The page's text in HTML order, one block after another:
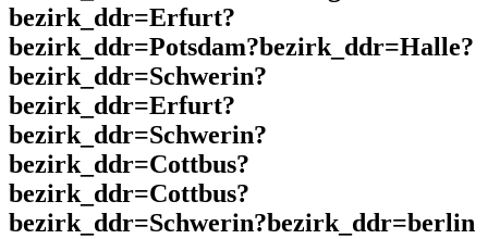
bezirk_ddr=Erfurt?
bezirk_ddr=Potsdam?bezirk_ddr=Halle?
bezirk_ddr=Schwerin?
bezirk_ddr=Erfurt?
bezirk_ddr=Schwerin?
bezirk_ddr=Cottbus?
bezirk_ddr=Cottbus?
bezirk_ddr=Schwerin?bezirk_ddr=berlin